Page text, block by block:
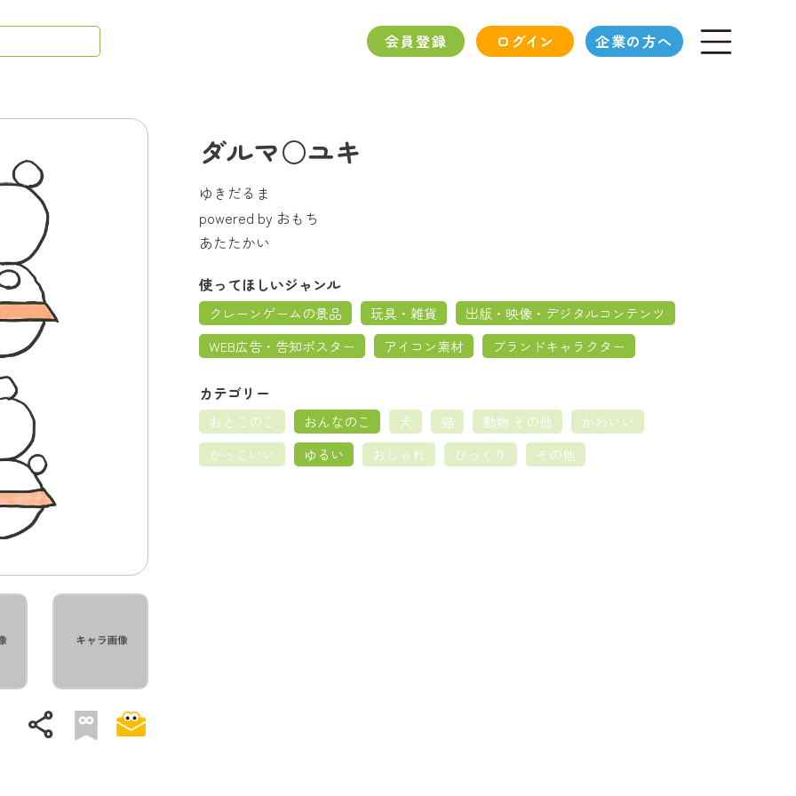
会員登録 ログイン 企業の方へ
share
ダルマ○ユキ
ゆきだるま
powered by おもち
あたたかい
使ってほしいジャンル
クレーンゲームの景品 玩具・雑貨
出版・映像・デジタルコンテンツ
WEB広告・告知ポスター
アイコン素材 ブランドキャラクター
カテゴリー
おとこのこ おんなのこ 犬 猫 動物 その他
かわいい
かっこいい
ゆるい おしゃれ びっくり その他